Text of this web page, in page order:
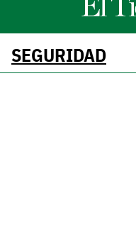
SEGURIDAD